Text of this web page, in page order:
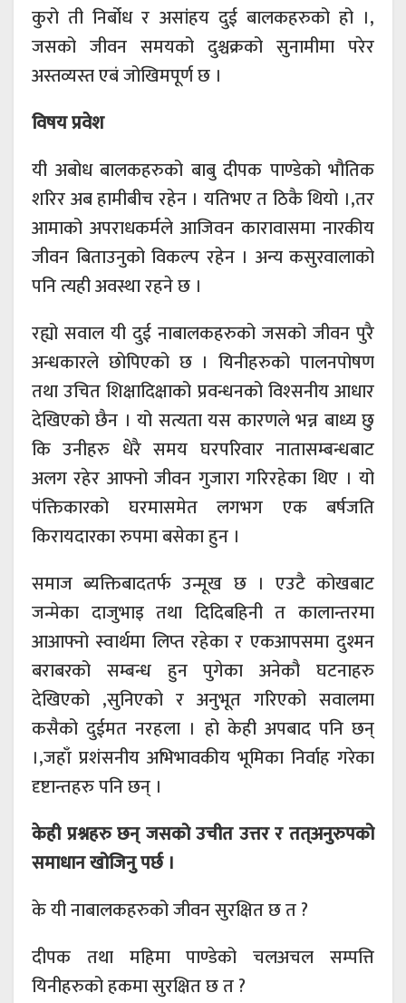
कुरो ती निर्बोध र असांहय दुई बालकहरुको हो ।,
जसको जीवन समयको दुश्चक्रको सुनामीमा परेर
अस्तव्यस्त एबं जोखिमपूर्ण छ ।
विषय प्रवेश
यी अबोध बालकहरुको बाबु दीपक पाण्डेको भौतिक
शरिर अब हामीबीच रहेन । यतिभए त ठिकै थियो ।,तर
आमाको अपराधकर्मले आजिवन कारावासमा नारकीय
जीवन बिताउनुको विकल्प रहेन । अन्य कसुरवालाको
पनि त्यही अवस्था रहने छ ।
रह्यो सवाल यी दुई नाबालकहरुको जसको जीवन पुरै
अन्धकारले छोपिएको छ । यिनीहरुको पालनपोषण
तथा उचित शिक्षादिक्षाको प्रवन्धनको विश्सनीय आधार
देखिएको छैन । यो सत्यता यस कारणले भन्न बाध्य छु
कि उनीहरु धेरै समय घरपरिवार नातासम्बन्धबाट
अलग रहेर आफ्नो जीवन गुजारा गरिरहेका थिए । यो
पंक्तिकारको घरमासमेत लगभग एक बर्षजति
किरायदारका रुपमा बसेका हुन ।
समाज ब्यक्तिबादतर्फ उन्मूख छ । एउटै कोखबाट
जन्मेका दाजुभाइ तथा दिदिबहिनी त कालान्तरमा
आआफ्नो स्वार्थमा लिप्त रहेका र एकआपसमा दुश्मन
बराबरको सम्बन्ध हुन पुगेका अनेकौ घटनाहरु
देखिएको ,सुनिएको र अनुभूत गरिएको सवालमा
कसैको दुईमत नरहला । हो केही अपबाद पनि छन्
।,जहाँ प्रशंसनीय अभिभावकीय भूमिका निर्वाह गरेका
दृष्टान्तहरु पनि छन् ।
केही प्रश्नहरु छन् जसको उचीत उत्तर र तत्अनुरुपको
समाधान खोजिनु पर्छ ।
के यी नाबालकहरुको जीवन सुरक्षित छ त ?
दीपक तथा महिमा पाण्डेको चलअचल सम्पत्ति
यिनीहरुको हकमा सुरक्षित छ त ?